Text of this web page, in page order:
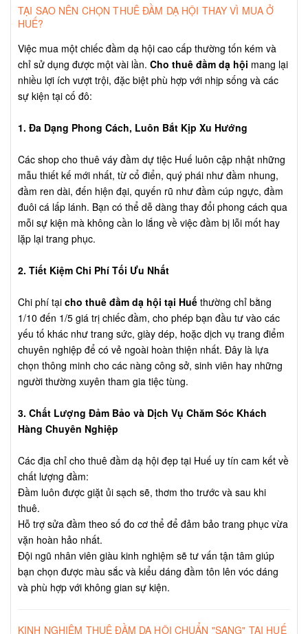
TẠI SAO NÊN CHỌN THUÊ ĐẦM DẠ HỘI THAY VÌ MUA Ở
HUẾ?
Việc mua một chiếc đầm dạ hội cao cấp thường tốn kém và
chỉ sử dụng được một vài lần. Cho thuê đầm dạ hội mang lại
nhiều lợi ích vượt trội, đặc biệt phù hợp với nhịp sống và các
sự kiện tại cố đô:
1. Đa Dạng Phong Cách, Luôn Bắt Kịp Xu Hướng
Các shop cho thuê váy đầm dự tiệc Huế luôn cập nhật những
mẫu thiết kế mới nhất, từ cổ điển, quý phái như đầm nhung,
đầm ren dài, đến hiện đại, quyến rũ như đầm cúp ngực, đầm
đuôi cá lấp lánh. Bạn có thể dễ dàng thay đổi phong cách qua
mỗi sự kiện mà không cần lo lắng về việc đầm bị lỗi mốt hay
lặp lại trang phục.
2. Tiết Kiệm Chi Phí Tối Ưu Nhất
Chi phí tại cho thuê đầm dạ hội tại Huế thường chỉ bằng
1/10 đến 1/5 giá trị chiếc đầm, cho phép bạn đầu tư vào các
yếu tố khác như trang sức, giày dép, hoặc dịch vụ trang điểm
chuyên nghiệp để có vẻ ngoài hoàn thiện nhất. Đây là lựa
chọn thông minh cho các nàng công sở, sinh viên hay những
người thường xuyên tham gia tiệc tùng.
3. Chất Lượng Đảm Bảo và Dịch Vụ Chăm Sóc Khách
Hàng Chuyên Nghiệp
Các địa chỉ cho thuê đầm dạ hội đẹp tại Huế uy tín cam kết về
chất lượng đầm:
Đầm luôn được giặt ủi sạch sẽ, thơm tho trước và sau khi
thuê.
Hỗ trợ sửa đầm theo số đo cơ thể để đảm bảo trang phục vừa
vặn hoàn hảo nhất.
Đội ngũ nhân viên giàu kinh nghiệm sẽ tư vấn tận tâm giúp
bạn chọn được màu sắc và kiểu dáng đầm tôn lên vóc dáng
và phù hợp với không gian sự kiện.
KINH NGHIỆM THUÊ ĐẦM DẠ HỘI CHUẨN "SANG" TẠI HUẾ